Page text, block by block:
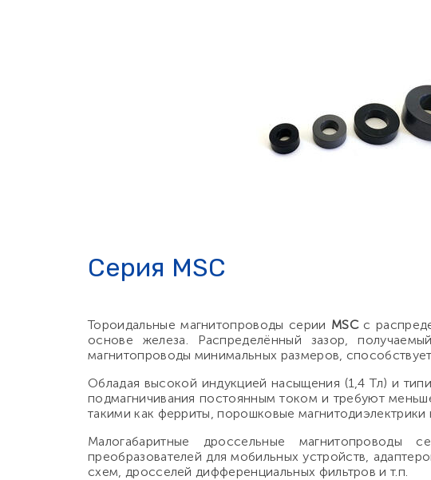
Серия MSC
Тороидальные магнитопроводы cерии MSC с
основе железа. Распределённый зазор,
магнитопроводы минимальных размеров,
Обладая высокой индукцией насыщения (1,4 Тл) и
подмагничивания постоянным током и требуют
такими как ферриты, порошковые
Малогабаритные дроссельные
преобразователей для мобильных устройств,
схем, дросселей дифференциальных фильтров и т.п.